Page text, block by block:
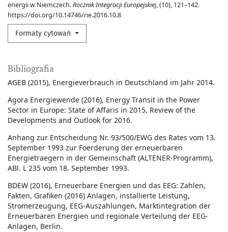
energii w Niemczech.Rocznik Integracji Europejskiej, (10), 121–142.
https://doi.org/10.14746/rie.2016.10.8
Formaty cytowań
Bibliografia
AGEB (2015), Energieverbrauch in Deutschland im Jahr 2014.
Agora Energiewende (2016), Energy Transit in the Power
Sector in Europe: State of Affaris in 2015, Review of the
Developments and Outlook for 2016.
Anhang zur Entscheidung Nr. 93/500/EWG des Rates vom 13.
September 1993 zur Foerderung der erneuerbaren
Energietraegern in der Gemeinschaft (ALTENER-Programm),
ABl. L 235 vom 18. September 1993.
BDEW (2016), Erneuerbare Energien und das EEG: Zahlen,
Fakten, Grafiken (2016) Anlagen, installierte Leistung,
Stromerzeugung, EEG-Auszahlungen, Marktintegration der
Erneuerbaren Energien und regionale Verteilung der EEG-
Anlagen, Berlin.